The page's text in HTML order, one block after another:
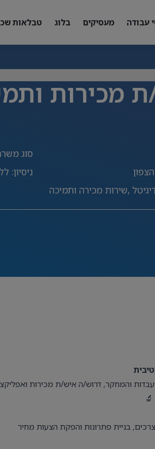
עבודה מעסיקים בלוג טבלאות
מכירות
סוג
ניסיון:
,שירות מכירה ותמיכה
והמחקר, דרוש/ה איש/ת מכירות
בניית פתרונות והפקת הצעות מחיר